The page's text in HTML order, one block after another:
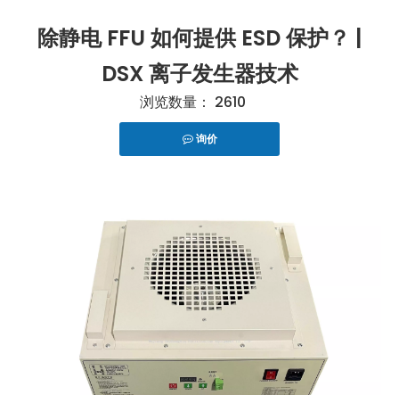
除静电 FFU 如何提供 ESD 保护？ |
DSX 离子发生器技术
浏览数量： 2610
询价